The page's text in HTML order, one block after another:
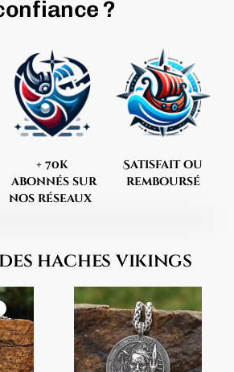
?
+ 70k
abonnés sur
nos réseaux
Satisfait ou
remboursé
haches vikings